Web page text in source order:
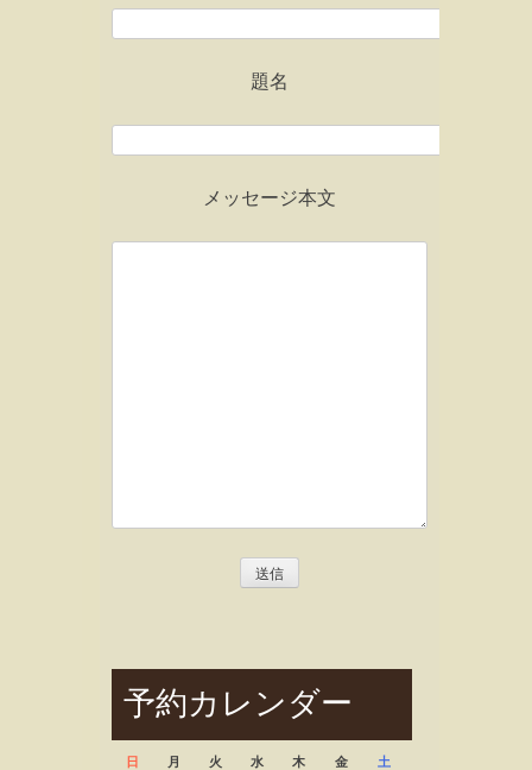
題名
メッセージ本文
予約カレンダー
日 月 火 水 木 金 土